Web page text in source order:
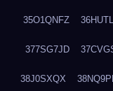
35O1QNFZ
377SG7JD
38J0SXQX